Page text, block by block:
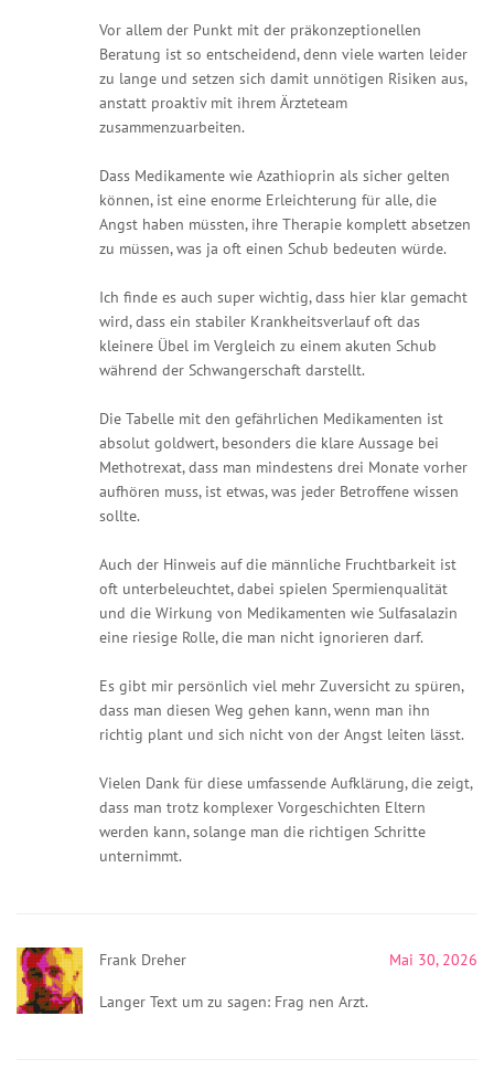
Vor allem der Punkt mit der präkonzeptionellen
Beratung ist so entscheidend, denn viele warten leider
zu lange und setzen sich damit unnötigen Risiken aus,
anstatt proaktiv mit ihrem Ärzteteam
zusammenzuarbeiten.
Dass Medikamente wie Azathioprin als sicher gelten
können, ist eine enorme Erleichterung für alle, die
Angst haben müssten, ihre Therapie komplett absetzen
zu müssen, was ja oft einen Schub bedeuten würde.
Ich finde es auch super wichtig, dass hier klar gemacht
wird, dass ein stabiler Krankheitsverlauf oft das
kleinere Übel im Vergleich zu einem akuten Schub
während der Schwangerschaft darstellt.
Die Tabelle mit den gefährlichen Medikamenten ist
absolut goldwert, besonders die klare Aussage bei
Methotrexat, dass man mindestens drei Monate vorher
aufhören muss, ist etwas, was jeder Betroffene wissen
sollte.
Auch der Hinweis auf die männliche Fruchtbarkeit ist
oft unterbeleuchtet, dabei spielen Spermienqualität
und die Wirkung von Medikamenten wie Sulfasalazin
eine riesige Rolle, die man nicht ignorieren darf.
Es gibt mir persönlich viel mehr Zuversicht zu spüren,
dass man diesen Weg gehen kann, wenn man ihn
richtig plant und sich nicht von der Angst leiten lässt.
Vielen Dank für diese umfassende Aufklärung, die zeigt,
dass man trotz komplexer Vorgeschichten Eltern
werden kann, solange man die richtigen Schritte
unternimmt.
Frank Dreher Mai 30, 2026
Langer Text um zu sagen: Frag nen Arzt.